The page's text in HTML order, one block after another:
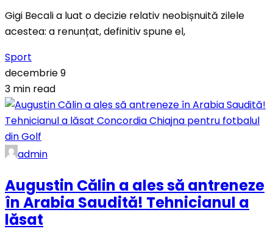
Gigi Becali a luat o decizie relativ neobișnuită zilele
acestea: a renunțat, definitiv spune el,
Sport
decembrie 9
3 min read
admin
Augustin Călin a ales să antreneze
în Arabia Saudită! Tehnicianul a
lăsat